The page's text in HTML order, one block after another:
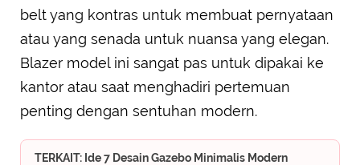
belt yang kontras untuk membuat pernyataan
atau yang senada untuk nuansa yang elegan.
Blazer model ini sangat pas untuk dipakai ke
kantor atau saat menghadiri pertemuan
penting dengan sentuhan modern.
TERKAIT: Ide 7 Desain Gazebo Minimalis Modern